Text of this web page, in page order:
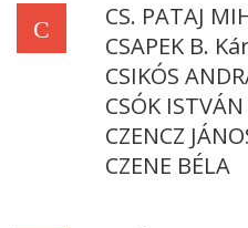
C
CS. PATAJ
CSAPEK B.
CSIKÓS
CSÓK ISTVÁN
CZENCZ
CZENE BÉLA